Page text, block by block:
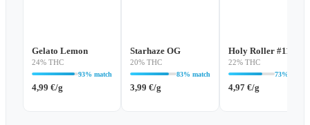
Gelato Lemon
24% THC
93% match
4,99 €/g
Starhaze OG
20% THC
83% match
3,99 €/g
Holy Roller #11
22% THC
73% match
4,97 €/g